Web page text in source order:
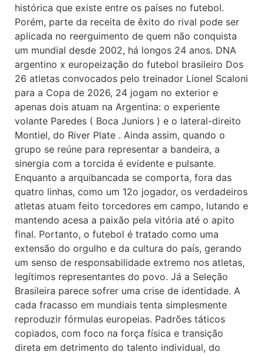
histórica que existe entre os países no futebol.
Porém, parte da receita de êxito do rival pode ser
aplicada no reerguimento de quem não conquista
um mundial desde 2002, há longos 24 anos. DNA
argentino x europeização do futebol brasileiro Dos
26 atletas convocados pelo treinador Lionel Scaloni
para a Copa de 2026, 24 jogam no exterior e
apenas dois atuam na Argentina: o experiente
volante Paredes ( Boca Juniors ) e o lateral-direito
Montiel, do River Plate . Ainda assim, quando o
grupo se reúne para representar a bandeira, a
sinergia com a torcida é evidente e pulsante.
Enquanto a arquibancada se comporta, fora das
quatro linhas, como um 12o jogador, os verdadeiros
atletas atuam feito torcedores em campo, lutando e
mantendo acesa a paixão pela vitória até o apito
final. Portanto, o futebol é tratado como uma
extensão do orgulho e da cultura do país, gerando
um senso de responsabilidade extremo nos atletas,
legítimos representantes do povo. Já a Seleção
Brasileira parece sofrer uma crise de identidade. A
cada fracasso em mundiais tenta simplesmente
reproduzir fórmulas europeias. Padrões táticos
copiados, com foco na força física e transição
direta em detrimento do talento individual, do